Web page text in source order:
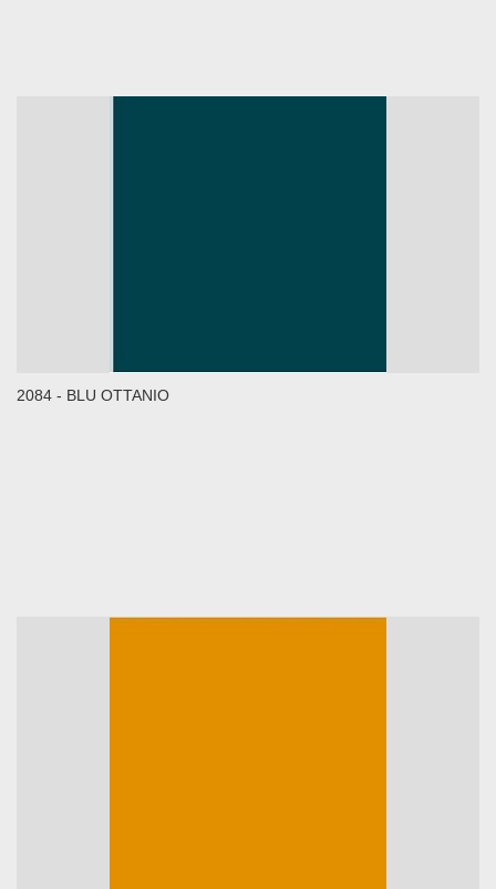
2084 - BLU OTTANIO